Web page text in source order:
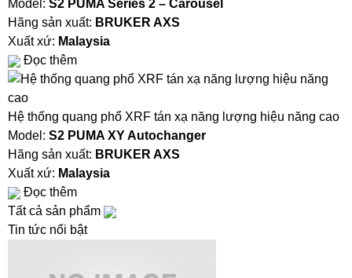
Model: S2 PUMA Series 2 – Carousel
Hãng sản xuất: BRUKER AXS
Xuất xứ: Malaysia
Đọc thêm
Hệ thống quang phổ XRF tán xạ năng lượng hiệu năng cao
Model: S2 PUMA XY Autochanger
Hãng sản xuất: BRUKER AXS
Xuất xứ: Malaysia
Đọc thêm
Tất cả sản phẩm
Tin tức nổi bật